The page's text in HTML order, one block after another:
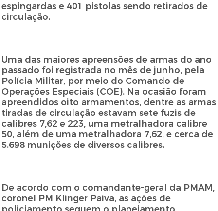
espingardas e 401 pistolas sendo retirados de
circulação.
Uma das maiores apreensões de armas do ano
passado foi registrada no mês de junho, pela
Polícia Militar, por meio do Comando de
Operações Especiais (COE). Na ocasião foram
apreendidos oito armamentos, dentre as armas
tiradas de circulação estavam sete fuzis de
calibres 7,62 e 223, uma metralhadora calibre
50, além de uma metralhadora 7,62, e cerca de
5.698 munições de diversos calibres.
De acordo com o comandante-geral da PMAM,
coronel PM Klinger Paiva, as ações de